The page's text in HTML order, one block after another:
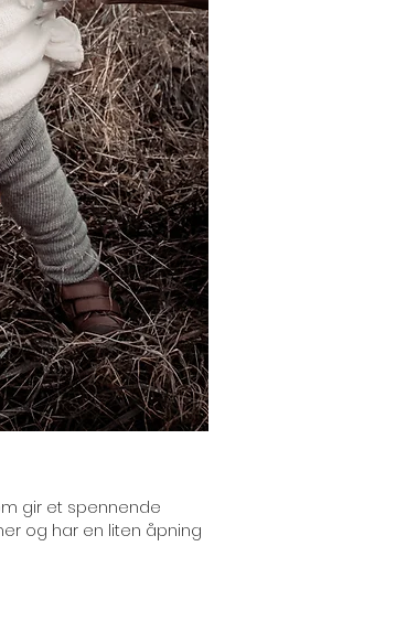
gir et spennende
og har en liten åpning